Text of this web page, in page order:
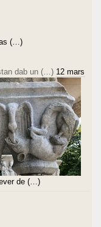
(…)
dab un (…) 12 mars
de (…)